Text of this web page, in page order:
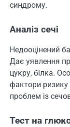
синдрому.
Аналіз сечі
Недооцінений
Дає уявлення
цукру, білка.
фактори ризику
проблем із
Тест на